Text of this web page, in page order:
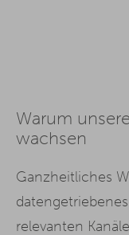
Warum
wachsen
Ganzheitliches
relevanten